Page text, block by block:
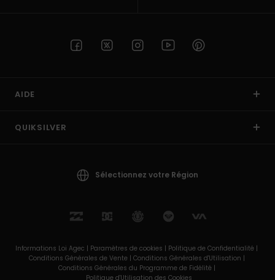
AIDE
QUIKSILVER
Sélectionnez votre Région
Informations Loi Agec | Paramètres de cookies | Politique de Confidentialité |
Conditions Générales de Vente | Conditions Générales d'Utilisation |
Conditions Générales du Programme de Fidélité |
Politique d'Utilisation des Cookies